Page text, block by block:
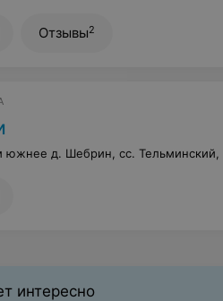
Отзывы2
южнее д. Шебрин, сс. Тельминский,
интересно